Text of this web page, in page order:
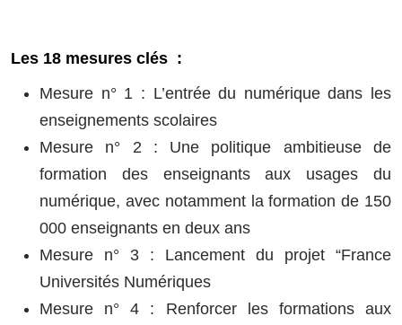
Les 18 mesures clés :
Mesure n° 1 : L’entrée du numérique dans les
enseignements scolaires
Mesure n° 2 : Une politique ambitieuse de
formation des enseignants aux usages du
numérique, avec notamment la formation de 150
000 enseignants en deux ans
Mesure n° 3 : Lancement du projet “France
Universités Numériques
Mesure n° 4 : Renforcer les formations aux